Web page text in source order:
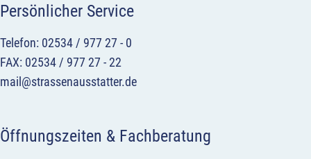
Persönlicher Service
Telefon: 02534 / 977 27 - 0
FAX: 02534 / 977 27 - 22
mail@strassenausstatter.de
Öffnungszeiten & Fachberatung